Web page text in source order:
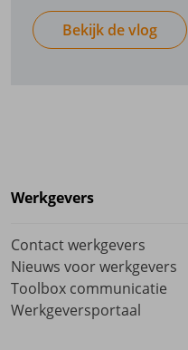
Bekijk de vlog
Werkgevers
Contact werkgevers
Nieuws voor werkgevers
Toolbox communicatie
Werkgeversportaal